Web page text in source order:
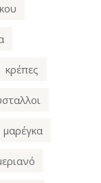
κρέπες
μαρέγκα